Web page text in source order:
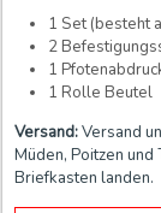
1 Set (besteht
2
1
1 Rolle Beutel
Versand:Versand
Müden, Poitzen und
Briefkasten landen.